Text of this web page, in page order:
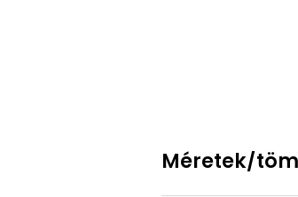
Méretek/